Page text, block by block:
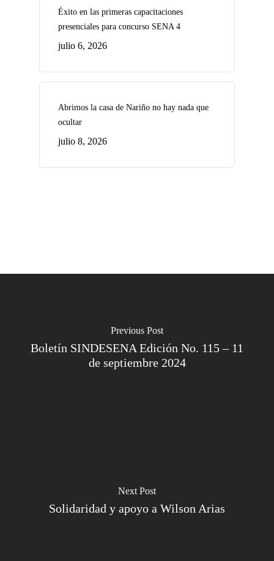
Éxito en las primeras capacitaciones
presenciales para concurso SENA 4
julio 6, 2026
Abrimos la casa de Nariño no hay nada que
ocultar
julio 8, 2026
Previous Post
Boletín SINDESENA Edición No. 115 – 11
de septiembre 2024
Next Post
Solidaridad y apoyo a Wilson Arias